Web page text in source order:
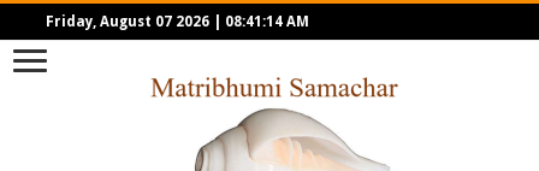
Friday, August 07 2026 08:41:14 AM